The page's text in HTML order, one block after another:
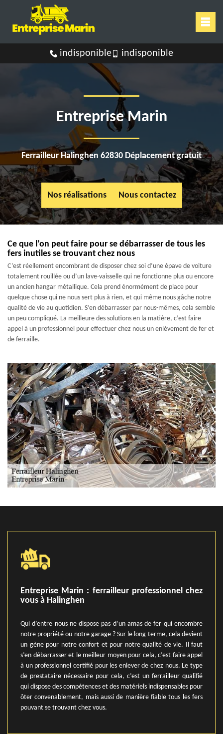
indisponible indisponible
Entreprise Marin
Ferrailleur Halinghen 62830 Déplacement gratuit
Nos réalisations Nous contactez
Ce que l’on peut faire pour se débarrasser de tous les
fers inutiles se trouvant chez nous
C’est réellement encombrant de disposer chez soi d’une épave de voiture
totalement rouillée ou d’un lave-vaisselle qui ne fonctionne plus ou encore
un ancien hangar métallique. Cela prend énormément de place pour
quelque chose qui ne nous sert plus à rien, et qui même nous gâche notre
qualité de vie au quotidien. S’en débarrasser par nous-mêmes, cela semble
un peu compliqué. La meilleure des solutions en la matière, c’est faire
appel à un professionnel pour effectuer chez nous un enlèvement de fer et
de ferraille.
Entreprise Marin : ferrailleur professionnel chez
vous à Halinghen
Qui d’entre nous ne dispose pas d’un amas de fer qui encombre
notre propriété ou notre garage ? Sur le long terme, cela devient
un gène pour notre confort et pour notre qualité de vie. Il faut
s’en débarrasser et le meilleur moyen pour cela, c’est faire appel
à un professionnel certifié pour les enlever de chez nous. Le type
de prestataire nécessaire pour cela, c’est un ferrailleur qualifié
qui dispose des compétences et des matériels indispensables pour
ôter convenablement, mais aussi de manière fiable tous les fers
pouvant se trouvant chez vous.